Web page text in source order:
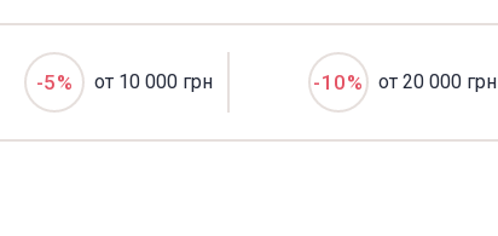
-5% от 10 000 грн -10% от 20 000 грн